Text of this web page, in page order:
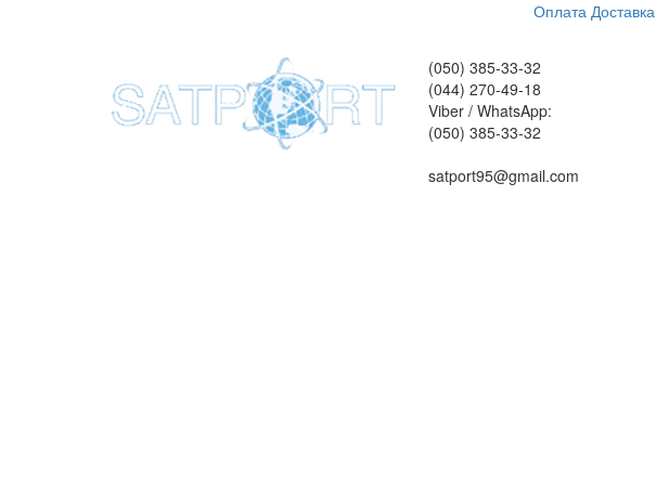
Оплата Доставка
(050) 385-33-32
(044) 270-49-18
Viber / WhatsApp:
(050) 385-33-32
satport95@gmail.com